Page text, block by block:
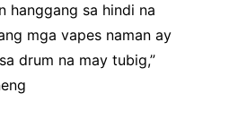
hanggang sa hindi na
mga vapes naman ay
drum na may tubig,”